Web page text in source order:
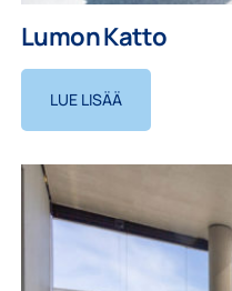
Lumon Katto
LUE LISÄÄ